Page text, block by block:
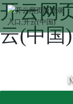
开云网
云(中国)